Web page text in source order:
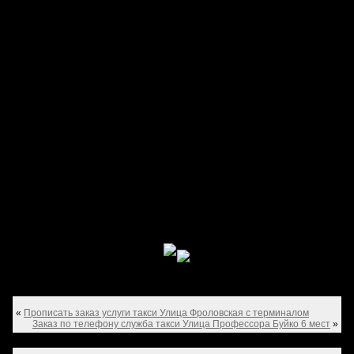
« Прописать заказ услуги такси Улица Фроловская с терминалом
Заказ по телефону служба такси Улица Профессора Буйко 6 мест »